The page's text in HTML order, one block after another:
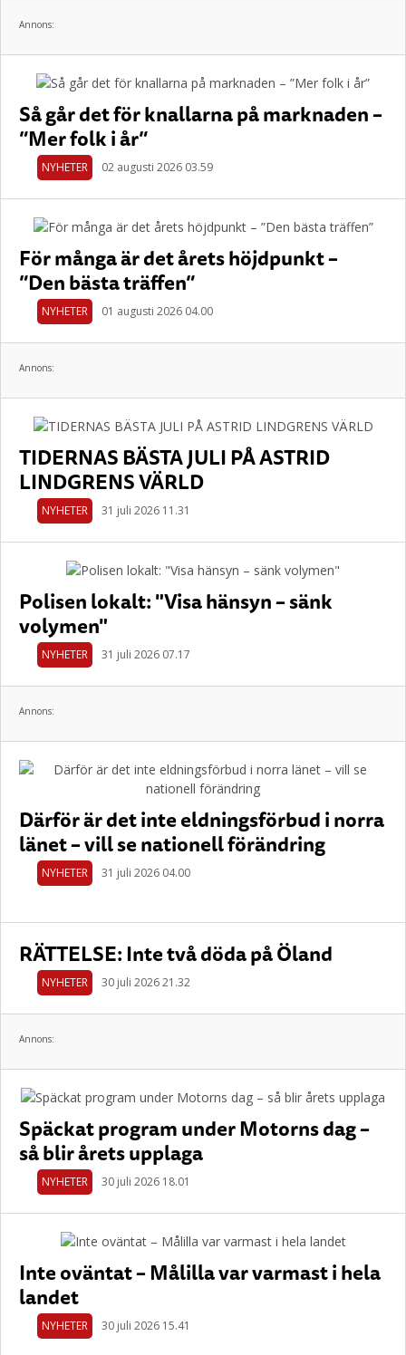
Annons:
Så går det för knallarna på marknaden –
”Mer folk i år”
NYHETER 02 augusti 2026 03.59
För många är det årets höjdpunkt –
”Den bästa träffen”
NYHETER 01 augusti 2026 04.00
Annons:
TIDERNAS BÄSTA JULI PÅ ASTRID
LINDGRENS VÄRLD
NYHETER 31 juli 2026 11.31
Polisen lokalt: "Visa hänsyn – sänk
volymen"
NYHETER 31 juli 2026 07.17
Annons:
Därför är det inte eldningsförbud i norra
länet – vill se nationell förändring
NYHETER 31 juli 2026 04.00
RÄTTELSE: Inte två döda på Öland
NYHETER 30 juli 2026 21.32
Annons:
Späckat program under Motorns dag –
så blir årets upplaga
NYHETER 30 juli 2026 18.01
Inte oväntat – Målilla var varmast i hela
landet
NYHETER 30 juli 2026 15.41